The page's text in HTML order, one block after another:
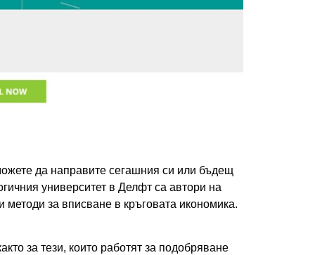
да направите сегашния си или бъдещ
университет в Делфт са автори на
методи за вписване в кръговата икономика.
за тези, които работят за подобряване